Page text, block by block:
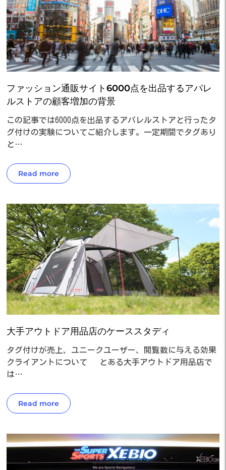
ファッション通販サイト6000点を出品するアパレ
ルストアの顧客増加の背景
この記事では6000点を出品するアパレルストアと行ったタ
グ付けの実験についてご紹介します。一定期間でタグあり
と…
Read more
大手アウトドア用品店のケーススタディ
タグ付けが売上、ユニークユーザー、閲覧数に与える効果
クライアントについて とある大手アウトドア用品店で
は…
Read more